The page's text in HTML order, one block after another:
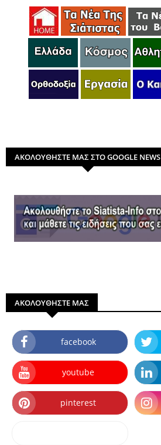
ΑΚΟΛΟΥΘΗΣΤΕ ΜΑΣ ΣΤΟ GOOGLE NEWS
ΑΚΟΛΟΥΘΗΣΤΕ ΜΑΣ
facebook
youtube
pinterest